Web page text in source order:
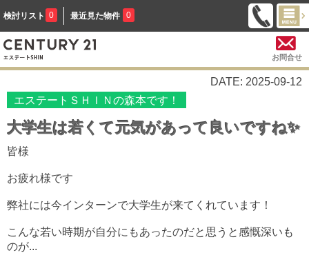
検討リスト 0 最近見た物件 0
お問合せ
DATE: 2025-09-12
エステートＳＨＩＮの森本です！
大学生は若くて元気があって良いですね✨
皆様
お疲れ様です
弊社には今インターンで大学生が来てくれています！
こんな若い時期が自分にもあったのだと思うと感慨深いも
のが...